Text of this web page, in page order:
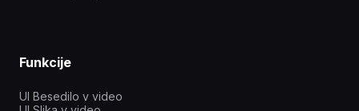
Funkcije
UI Besedilo v video